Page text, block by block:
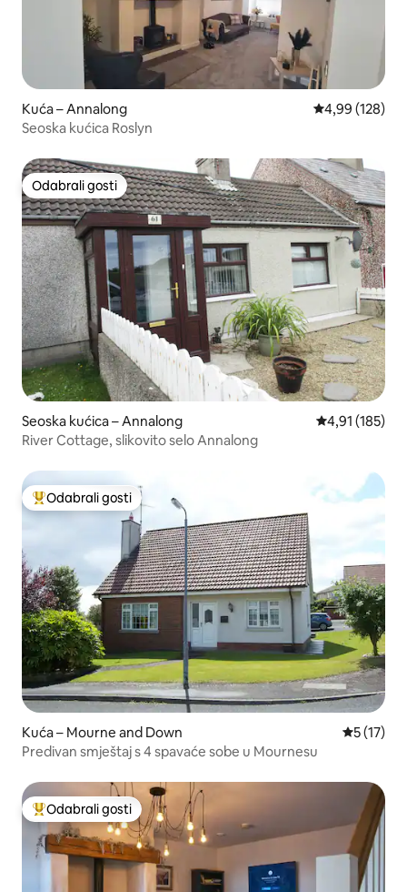
Kuća – Annalong Prosječna
4,99 (128)
Seoska kućica Roslyn
Odabrali gosti
Odabrali gosti
Seoska kućica – Annalong Prosječna
4,91 (185)
River Cottage, slikovito selo Annalong
Među najviše rangiranima s oznakom „Odabrali gosti”
Odabrali gosti
Kuća – Mourne and Down Prosječna
5 (17)
Predivan smještaj s 4 spavaće sobe u Mournesu
Među najviše rangiranima s oznakom „Odabrali gosti”
Odabrali gosti